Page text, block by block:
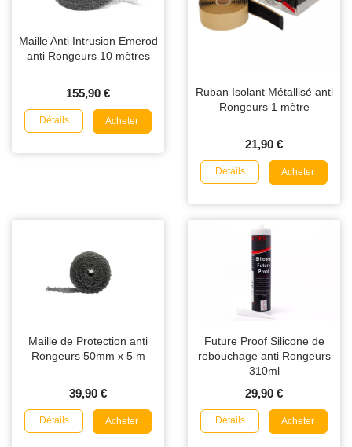
Maille Anti Intrusion Emerod
anti Rongeurs 10 mètres
155,90 €
Détails Acheter
Ruban Isolant Métallisé anti
Rongeurs 1 mètre
21,90 €
Détails Acheter
Maille de Protection anti
Rongeurs 50mm x 5 m
39,90 €
Détails Acheter
Future Proof Silicone de
rebouchage anti Rongeurs
310ml
29,90 €
Détails Acheter